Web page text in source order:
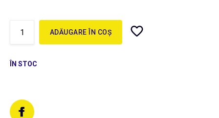
ADĂUGARE ÎN COȘ
ÎN STOC